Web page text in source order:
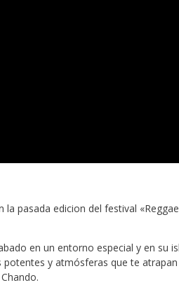
pasada edicion del festival
en un entorno especial y en su
y atmósferas que te